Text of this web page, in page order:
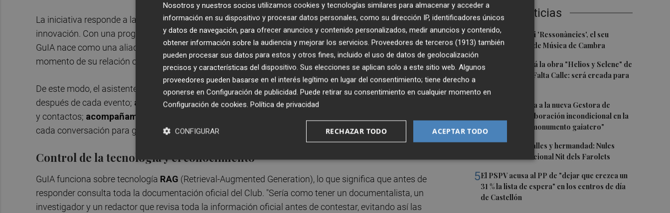
Últimas Noticias
1Culla estrena hui 'Ressonàncies', el seu
primer Festival de Música de Cambra
2Castelló acogerá la obra "Helios y Selene" de
la compañía Te Falta Calle: será creada para
Castelló traslada a la nueva Gestora de
Gaiates su "colaboración incondicional en la
promoción del monumento gaiatero"
4Talleres, pasacalles y hermandad: Nules
celebra su tradicional Nit dels Farolets
5El PSPV acusa al PP de "dejar que crezca un
31 % la lista de espera" en los centros de día
de Castellón
La iniciativa responde a la apuesta del Club por seguir mejorando la experiencia de sus socios a través de la
innovación. Con una programación cada vez más amplia y una red de socios en constante crecimiento,
GuIA nace como una aliada para facilitarles elacceso a la informacióny acompañarles en cualquier
momento de su relación con la organización. Y de esta forma, mejorar la experiencia de relación con el Club.
De este modo, el asistente está diseñado para cubrir cuatro funciones principales:soporteantes, durante y
después de cada evento; atención inmediataa socios con información operativa sobre cuotas, beneficios
y contactos; acompañamiento
cada conversación para generar inteligencia de negocio útil para el CMM.
Control de la tecnología y el conocimiento
GuIA funciona sobre tecnología RAG (Retrieval-Augmented Generation), lo que significa que antes de
responder consulta toda la documentación oficial del Club. "Sería como tener un documentalista, un
investigador y un redactor que revisa toda la información oficial antes de contestar, evitando así las
Nosotros y nuestros socios utilizamos cookies y tecnologías similares para almacenar y acceder a
información en su dispositivo y procesar datos personales, como su dirección IP, identificadores únicos
y datos de navegación, para ofrecer anuncios y contenido personalizados, medir anuncios y contenido,
obtener información sobre la audiencia y mejorar los servicios. Proveedores de terceros (1913) también
pueden procesar sus datos para estos y otros fines, incluido el uso de datos de geolocalización
precisos y características del dispositivo. Sus elecciones se aplican solo a este sitio web. Algunos
proveedores pueden basarse en el interés legítimo en lugar del consentimiento; tiene derecho a
oponerse en Configuración de publicidad. Puede retirar su consentimiento en cualquier momento en
Configuración de cookies. Política de privacidad
ACEPTAR TODO
RECHAZAR TODO
CONFIGURAR